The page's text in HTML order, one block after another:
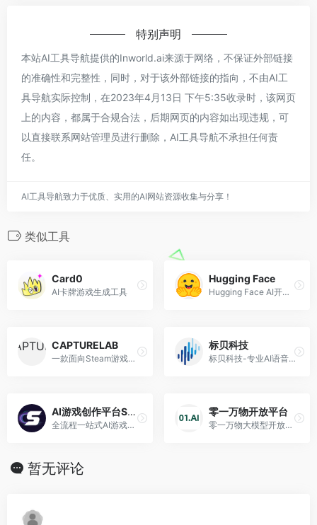
特别声明
本站AI工具导航提供的Inworld.ai来源于网络，不保证外部链接
的准确性和完整性，同时，对于该外部链接的指向，不由AI工
具导航实际控制，在2023年4月13日 下午5:35收录时，该网页
上的内容，都属于合规合法，后期网页的内容如出现违规，可
以直接联系网站管理员进行删除，AI工具导航不承担任何责
任。
AI工具导航致力于优质、实用的AI网站资源收集与分享！
类似工具
Card0
AI卡牌游戏生成工具
Hugging Face
Hugging Face AI开源社区
CAPTURELAB
一款面向Steam游戏玩家的AI工具，自动生成集锦
标贝科技
标贝科技-专业AI语音服务的人工智能开放平台
AI游戏创作平台SOON
全流程一站式AI游戏创作平台
零一万物开放平台
零一万物大模型开放平台
暂无评论